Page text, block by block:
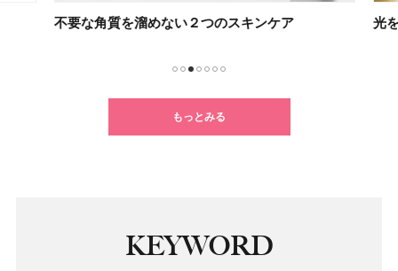
不要な角質を溜めない２つのスキンケア 光
もっとみる
KEYWORD